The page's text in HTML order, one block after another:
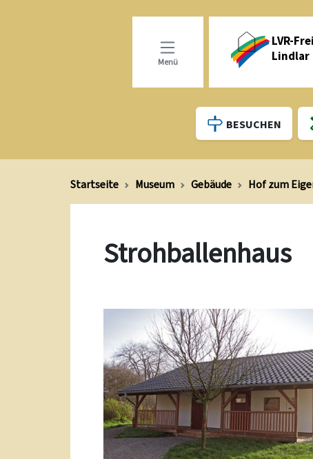
LVR-
Lindlar
Menü
BESUCHEN
Startseite Museum Gebäude Hof zum
Strohballenhaus